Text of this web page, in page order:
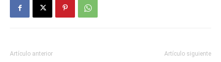
Artículo anterior Artículo siguiente